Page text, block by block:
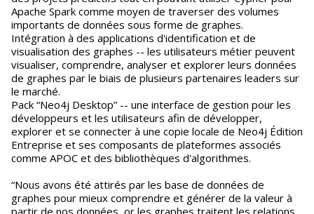
Apache Spark comme moyen de traverser des volumes
importants de données sous forme de graphes.
Intégration à des applications d'identification et de
visualisation des graphes -- les utilisateurs métier peuvent
visualiser, comprendre, analyser et explorer leurs données
de graphes par le biais de plusieurs partenaires leaders sur
le marché.
Pack “Neo4j Desktop” -- une interface de gestion pour les
développeurs et les utilisateurs afin de développer,
explorer et se connecter à une copie locale de Neo4j Édition
Entreprise et ses composants de plateformes associés
comme APOC et des bibliothèques d'algorithmes.
“Nous avons été attirés par les base de données de
graphes pour mieux comprendre et générer de la valeur à
partir de nos données, or les graphes traitent les relations